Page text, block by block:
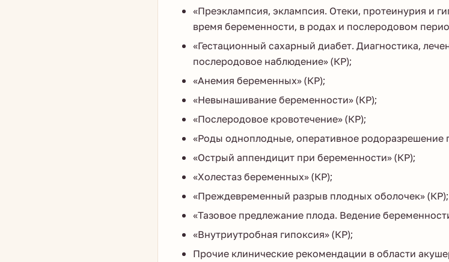
«Преэклампсия, эклампсия. Отеки, протеинурия и
время беременности, в родах и послеродовом
«Гестационный сахарный диабет. Диагностика,
послеродовое наблюдение» (КР);
«Анемия беременных» (КР);
«Невынашивание беременности» (КР);
«Послеродовое кровотечение» (КР);
«Роды одноплодные, оперативное родоразрешение
«Острый аппендицит при беременности» (КР);
«Холестаз беременных» (КР);
«Преждевременный разрыв плодных оболочек» (КР);
«Тазовое предлежание плода. Ведение
«Внутриутробная гипоксия» (КР);
Прочие клинические рекомендации в области